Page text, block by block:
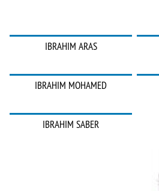
IBRAHIM ARAS
IBRAHIM MOHAMED
IBRAHIM SABER